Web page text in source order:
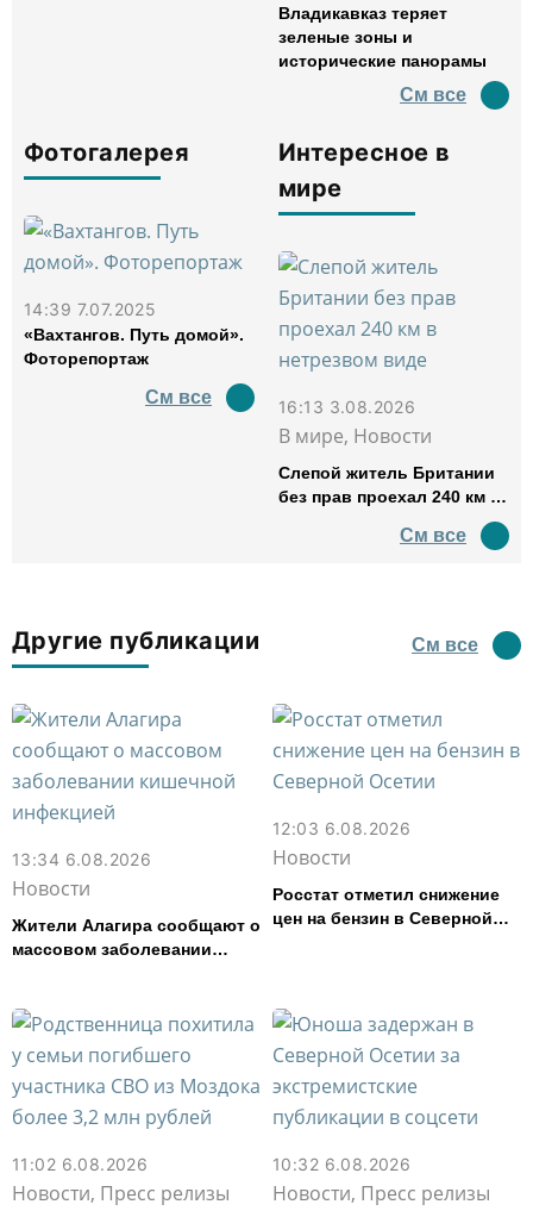
Владикавказ теряет
зеленые зоны и
исторические панорамы
См все
Фотогалерея
14:39 7.07.2025
«Вахтангов. Путь домой».
Фоторепортаж
См все
Интересное в
мире
16:13 3.08.2026
В мире, Новости
Слепой житель Британии
без прав проехал 240 км в
См все
Другие публикации См все
13:34 6.08.2026
Новости
Жители Алагира сообщают о
массовом заболевании
12:03 6.08.2026
Новости
Росстат отметил снижение
цен на бензин в Северной
11:02 6.08.2026
Новости, Пресс релизы
10:32 6.08.2026
Новости, Пресс релизы